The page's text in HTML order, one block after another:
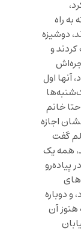
راه
دوشیزه
و
اول
حتا خانم
اجازه
گفت
همه یک
پیاده‌رو
و دوباره
هنوز آن